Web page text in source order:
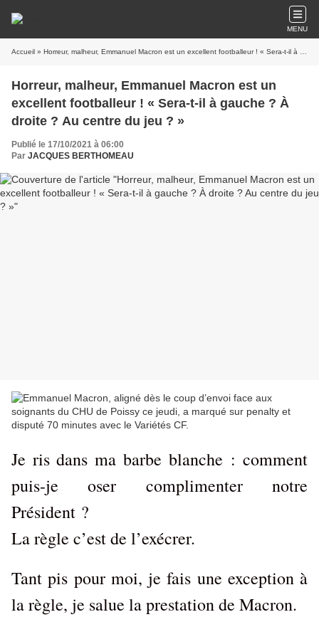
MENU
Accueil » Horreur, malheur, Emmanuel Macron est un excellent footballeur ! « Sera-t-il à gauche ? À droite ? Au centre du jeu ? »
Horreur, malheur, Emmanuel Macron est un
excellent footballeur ! « Sera-t-il à gauche ? À
droite ? Au centre du jeu ? »
Publié le 17/10/2021 à 06:00
Par JACQUES BERTHOMEAU
Je ris dans ma barbe blanche : comment
puis-je oser complimenter notre
Président ?
La règle c’est de l’exécrer.
Tant pis pour moi, je fais une exception à
la règle, je salue la prestation de Macron.